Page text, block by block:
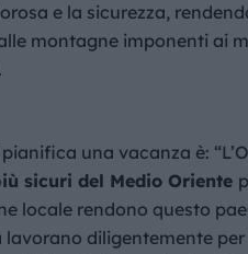
e la sicurezza,
montagne imponenti
una vacanza è:
sicuri del Medio Oriente
locale rendono questo
diligentemente